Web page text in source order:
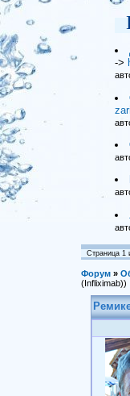
->
Страница 1
Форум »
(Infliximab))